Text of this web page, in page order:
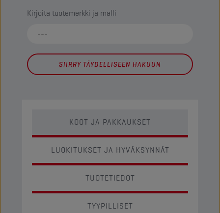
Kirjoita tuotemerkki ja malli
SIIRRY TÄYDELLISEEN HAKUUN
KOOT JA PAKKAUKSET
LUOKITUKSET JA HYVÄKSYNNÄT
TUOTETIEDOT
TYYPILLISET